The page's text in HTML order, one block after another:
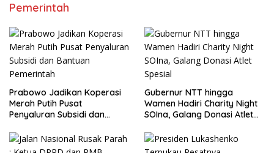
Pemerintah
Prabowo Jadikan Koperasi
Merah Putih Pusat
Penyaluran Subsidi dan
Gubernur NTT hingga
Wamen Hadiri Charity Night
SOIna, Galang Donasi Atlet